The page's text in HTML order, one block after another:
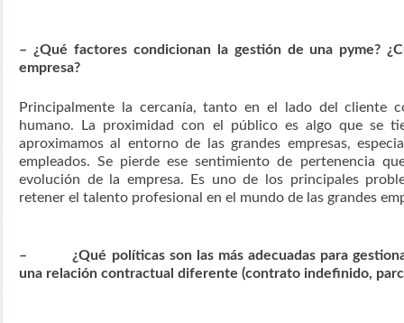
– ¿Qué factores condicionan la gestión de una pyme?
empresa?
Principalmente la cercanía, tanto en el lado del cliente
humano. La proximidad con el público es algo que se
aproximamos al entorno de las grandes empresas,
empleados. Se pierde ese sentimiento de pertenencia
evolución de la empresa. Es uno de los principales
retener el talento profesional en el mundo de las grandes
– ¿Qué políticas son las más adecuadas para
una relación contractual diferente (contrato indefinido,